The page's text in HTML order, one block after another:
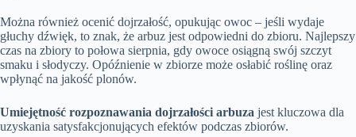
Można również ocenić dojrzałość, opukując owoc – jeśli wydaje
głuchy dźwięk, to znak, że arbuz jest odpowiedni do zbioru. Najlepszy
czas na zbiory to połowa sierpnia, gdy owoce osiągną swój szczyt
smaku i słodyczy. Opóźnienie w zbiorze może osłabić roślinę oraz
wpłynąć na jakość plonów.
Umiejętność rozpoznawania dojrzałości arbuza jest kluczowa dla
uzyskania satysfakcjonujących efektów podczas zbiorów.